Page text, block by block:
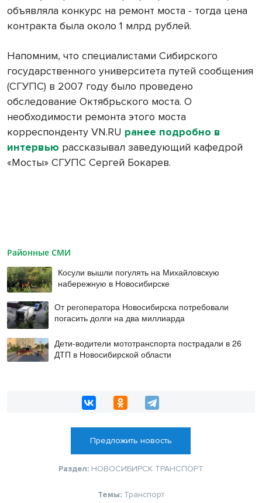
объявляла конкурс на ремонт моста - тогда цена
контракта была около 1 млрд рублей.
Напомним, что специалистами Сибирского
государственного университета путей сообщения
(СГУПС) в 2007 году было проведено
обследование Октябрьского моста. О
необходимости ремонта этого моста
корреспонденту VN.RU ранее подробно в
интервью рассказывал заведующий кафедрой
«Мосты» СГУПС Сергей Бокарев.
Районные СМИ
Косули вышли погулять на Михайловскую
набережную в Новосибирске
От регоператора Новосибирска потребовали
погасить долги на два миллиарда
Дети-водители мототранспорта пострадали в 26
ДТП в Новосибирской области
Предложить новость
Раздел: НОВОСИБИРСК ТРАНСПОРТ
Темы: Транспорт